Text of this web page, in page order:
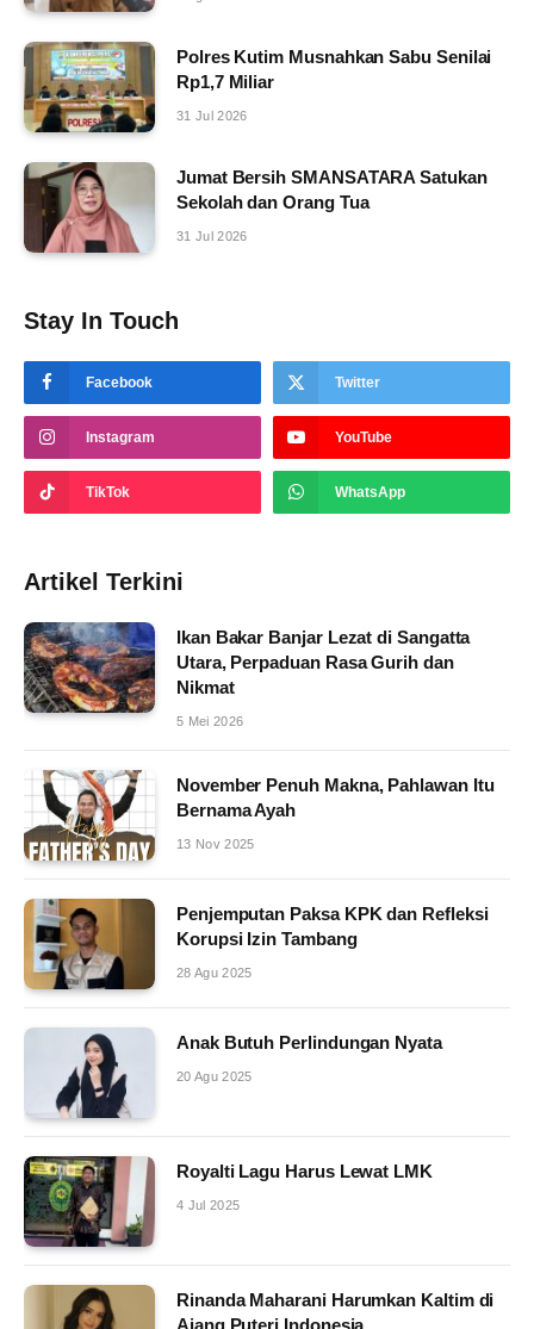
Polres Kutim Musnahkan Sabu Senilai
Rp1,7 Miliar
31 Jul 2026
Jumat Bersih SMANSATARA Satukan
Sekolah dan Orang Tua
31 Jul 2026
Stay In Touch
Facebook Twitter
Instagram YouTube
TikTok WhatsApp
Artikel Terkini
Ikan Bakar Banjar Lezat di Sangatta
Utara, Perpaduan Rasa Gurih dan
Nikmat
5 Mei 2026
November Penuh Makna, Pahlawan Itu
Bernama Ayah
13 Nov 2025
Penjemputan Paksa KPK dan Refleksi
Korupsi Izin Tambang
28 Agu 2025
Anak Butuh Perlindungan Nyata
20 Agu 2025
Royalti Lagu Harus Lewat LMK
4 Jul 2025
Rinanda Maharani Harumkan Kaltim di